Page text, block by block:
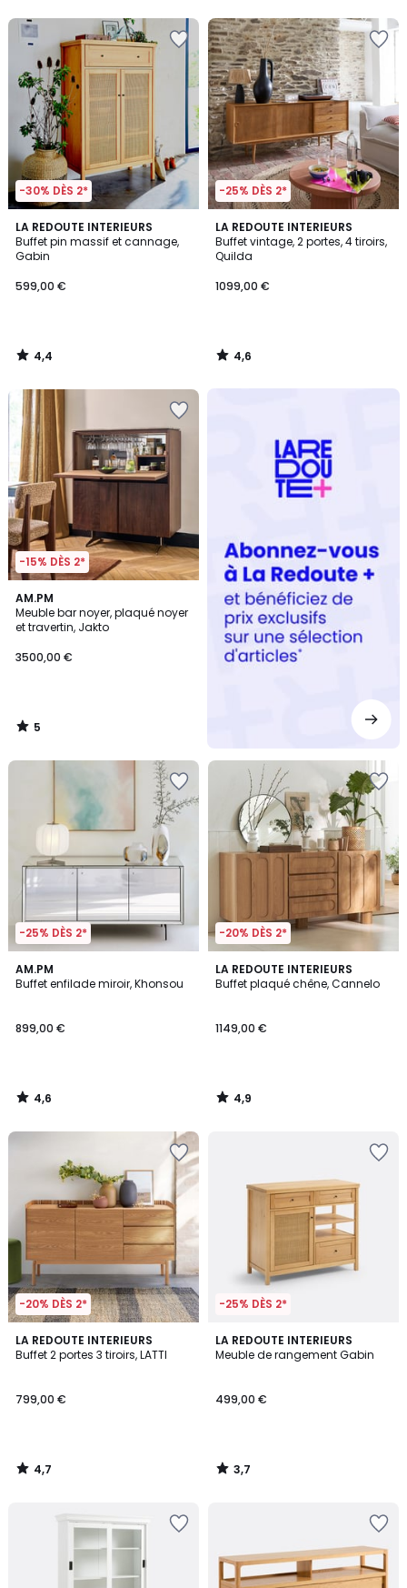
-30% DÈS 2*
LA REDOUTE INTERIEURS
Buffet pin massif et cannage,
Gabin
599,00 €
4,4
/ 5
4,4
/
-25% DÈS 2*
LA REDOUTE INTERIEURS
Buffet vintage, 2 portes, 4 tiroirs,
Quilda
1099,00 €
4,6
/ 5
4,6
/
-15% DÈS 2*
AM.PM
Meuble bar noyer, plaqué noyer
et travertin, Jakto
3500,00 €
5
/
5
5
/
-25% DÈS 2*
AM.PM
Buffet enfilade miroir, Khonsou
899,00 €
4,6
/ 5
4,6
/
-20% DÈS 2*
LA REDOUTE INTERIEURS
Buffet plaqué chêne, Cannelo
1149,00 €
4,9
/ 5
4,9
/
-20% DÈS 2*
LA REDOUTE INTERIEURS
Buffet 2 portes 3 tiroirs, LATTI
799,00 €
4,7
/ 5
4,7
/
-25% DÈS 2*
LA REDOUTE INTERIEURS
Meuble de rangement Gabin
499,00 €
3,7
/ 5
3,7
/